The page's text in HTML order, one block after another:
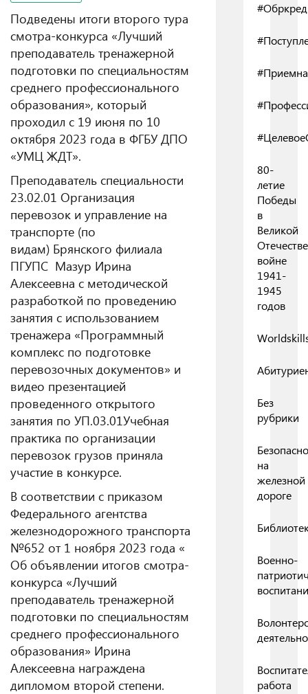
Подведены итоги второго тура
смотра-конкурса «Лучший
преподаватель тренажерной
подготовки по специальностям
среднего профессионального
образования», который
проходил с 19 июня по 10
октября 2023 года в ФГБУ ДПО
«УМЦ ЖДТ».
Преподаватель специальности
23.02.01 Организация
перевозок и управление на
транспорте (по
видам) Брянского филиала
ПГУПС Мазур Ирина
Алексеевна с методической
разработкой по проведению
занятия с использованием
тренажера «Программный
комплекс по подготовке
перевозочных документов» и
видео презентацией
проведенного открытого
занятия по УП.03.01Учебная
практика по организации
перевозок грузов приняла
участие в конкурсе.
В соответствии с приказом
Федерального агентства
железнодорожного транспорта
№652 от 1 ноября 2023 года «
Об объявлении итогов смотра-
конкурса «Лучший
преподаватель тренажерной
подготовки по специальностям
среднего профессионального
образования» Ирина
Алексеевна награждена
дипломом второй степени.
80-
летие
Победы
в
Великой
войне
1941-
1945
годов
Без
рубрики
на
железной
дороге
Военно-
работа